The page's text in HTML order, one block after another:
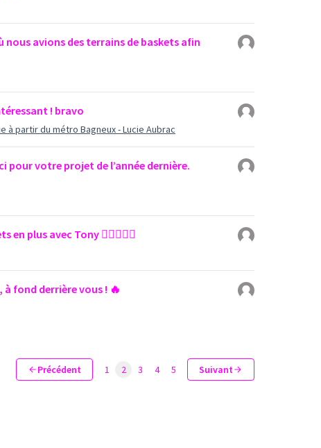
nous avions des terrains de baskets afin
! bravo
partir du métro Bagneux - Lucie Aubrac
pour votre projet de l’année dernière.
en plus avec Tony 👌🏾👌🏾😍
à fond derrière vous ! 🔥
Précédent 1 2 3 4 5 Suivant